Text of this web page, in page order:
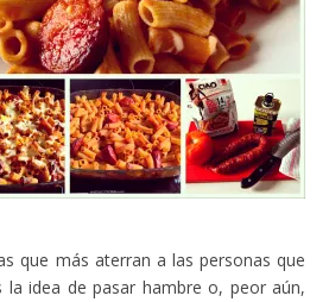
que más aterran a las personas que
la idea de pasar hambre o, peor aún,